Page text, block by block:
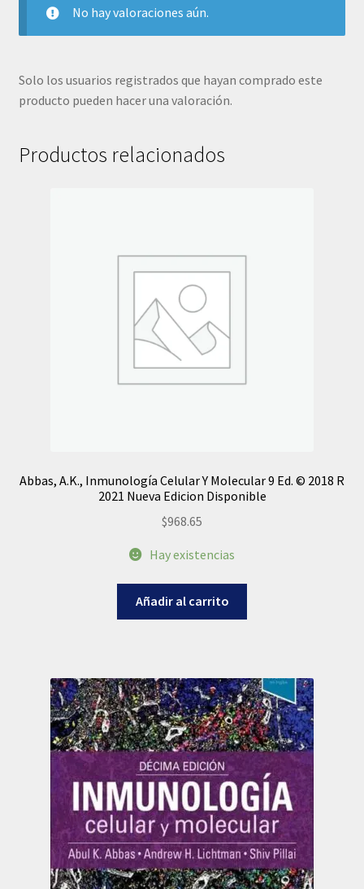
No hay valoraciones aún.
Solo los usuarios registrados que hayan comprado este
producto pueden hacer una valoración.
Productos relacionados
Abbas, A.K., Inmunología Celular Y Molecular 9 Ed. © 2018 R
2021 Nueva Edicion Disponible
$968.65
Hay existencias
Añadir al carrito